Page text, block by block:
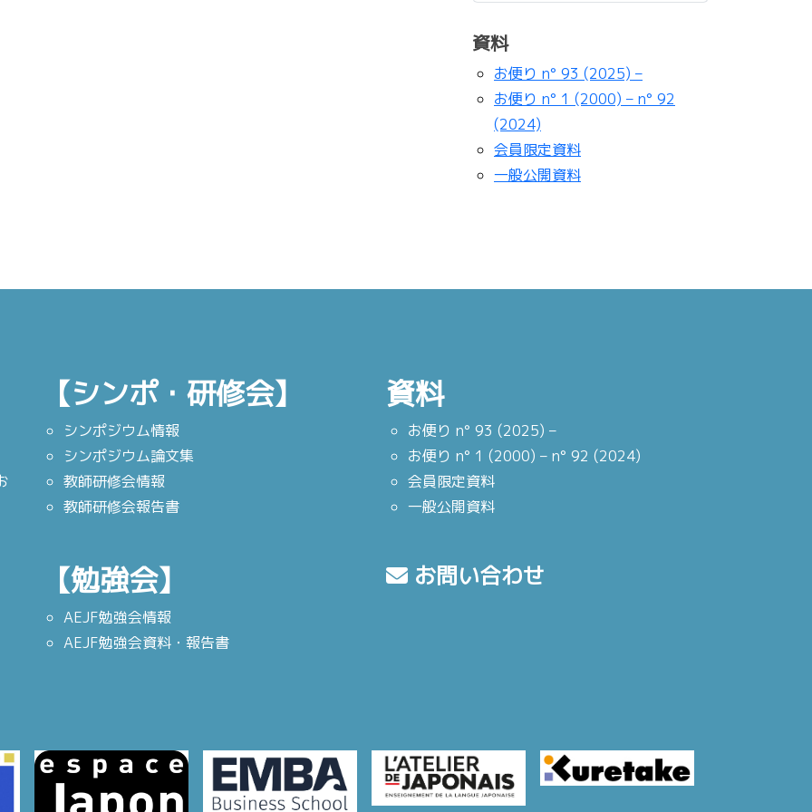
資料
お便り n° 93 (2025) –
お便り n° 1 (2000) – n° 92
(2024)
会員限定資料
一般公開資料
【シンポ・研修会】
シンポジウム情報
シンポジウム論文集
教師研修会情報
教師研修会報告書
【勉強会】
AEJF勉強会情報
AEJF勉強会資料・報告書
資料
お便り n° 93 (2025) –
お便り n° 1 (2000) – n° 92 (2024)
会員限定資料
一般公開資料
お問い合わせ